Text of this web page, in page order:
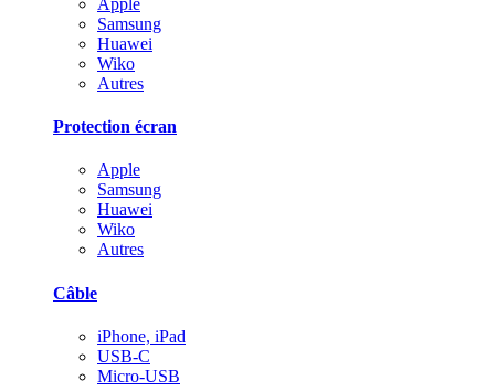
Samsung
Huawei
Wiko
Autres
Protection écran
Apple
Samsung
Huawei
Wiko
Autres
Câble
iPhone, iPad
USB-C
Micro-USB